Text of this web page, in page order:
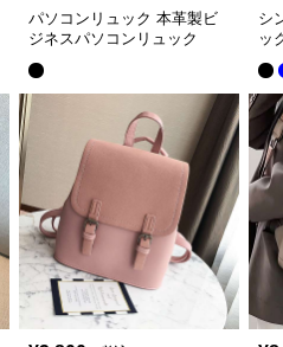
パソコンリュック 本革製ビ
ジネスパソコンリュック
シ
ッ